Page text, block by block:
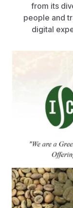
from its
people and
digital